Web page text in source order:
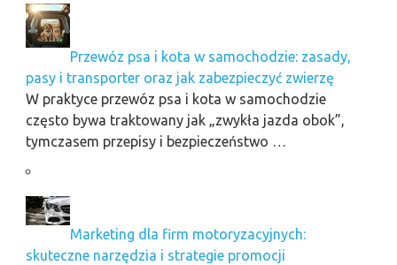
Przewóz psa i kota w samochodzie: zasady,
pasy i transporter oraz jak zabezpieczyć zwierzę
W praktyce przewóz psa i kota w samochodzie
często bywa traktowany jak „zwykła jazda obok”,
tymczasem przepisy i bezpieczeństwo …
Marketing dla firm motoryzacyjnych:
skuteczne narzędzia i strategie promocji